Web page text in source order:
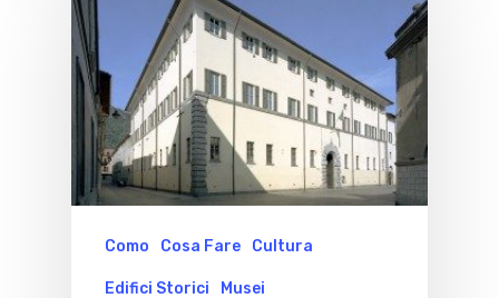
Como Cosa Fare Cultura
Edifici Storici Musei